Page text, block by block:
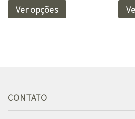
Ver opções
CONTATO